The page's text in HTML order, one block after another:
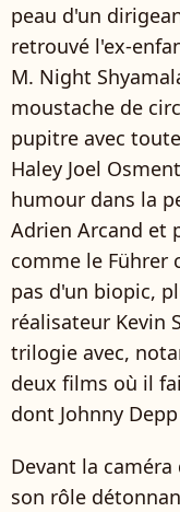
peau d'un
retrouvé l'ex-
M. Night
moustache de
pupitre avec
Haley Joel
humour dans la
Adrien Arcand et
comme le Führer
pas d'un biopic,
réalisateur Kevin
trilogie avec,
deux films où il
dont Johnny
Devant la caméra
son rôle